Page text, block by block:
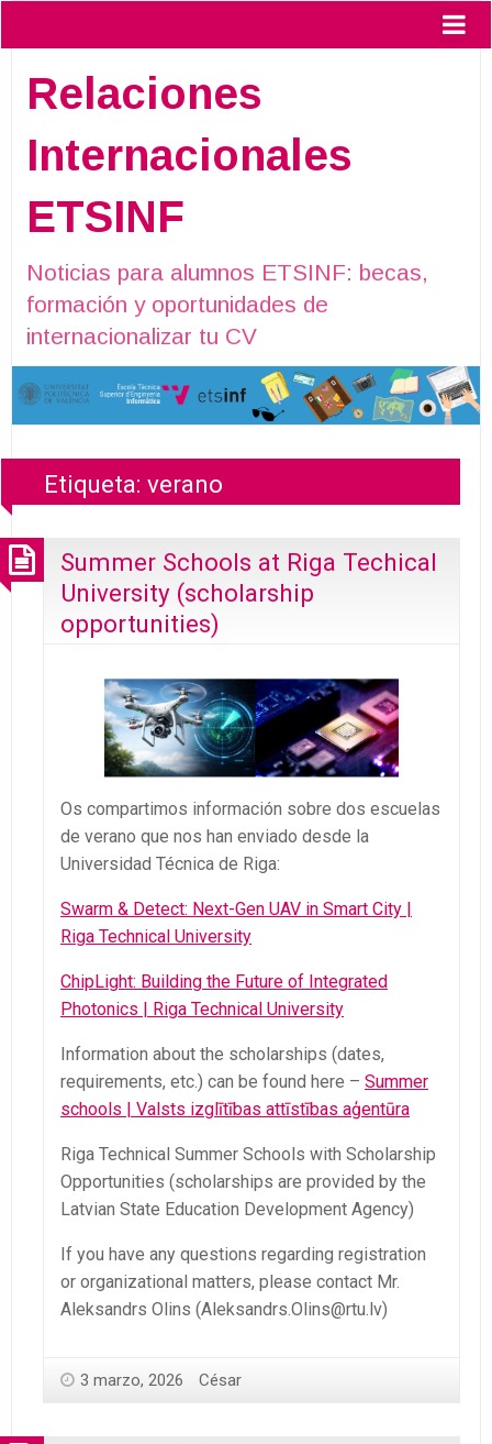
Relaciones
Internacionales
ETSINF
Noticias para alumnos ETSINF: becas,
formación y oportunidades de
internacionalizar tu CV
Etiqueta:verano
Summer Schools at Riga Techical
University (scholarship
opportunities)
Os compartimos información sobre dos escuelas
de verano que nos han enviado desde la
Universidad Técnica de Riga:
Swarm & Detect: Next-Gen UAV in Smart City |
Riga Technical University
ChipLight: Building the Future of Integrated
Photonics | Riga Technical University
Information about the scholarships (dates,
requirements, etc.) can be found here – Summer
schools | Valsts izglītības attīstības aģentūra
Riga Technical Summer Schools with Scholarship
Opportunities (scholarships are provided by the
Latvian State Education Development Agency)
If you have any questions regarding registration
or organizational matters, please contact Mr.
Aleksandrs Olins (Aleksandrs.Olins@rtu.lv)
3 marzo, 2026 César